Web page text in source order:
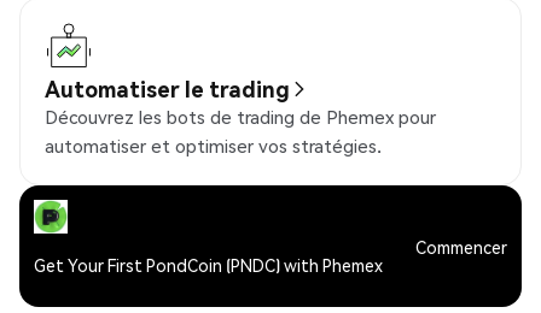
Automatiser le trading
Découvrez les bots de trading de Phemex pour
automatiser et optimiser vos stratégies.
Get Your First PondCoin (PNDC) with Phemex
Commencer